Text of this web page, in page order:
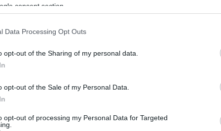
consent section.
Data Processing Opt Outs
opt-out of the Sharing of my personal data.
opt-out of the Sale of my Personal Data.
opt-out of processing my Personal Data for Targeted
θα